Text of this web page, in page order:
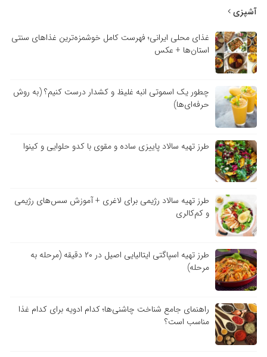
آشپزی
غذای محلی ایرانی؛ فهرست کامل خوشمزه‌ترین غذاهای سنتی
استان‌ها + عکس
چطور یک اسموتی انبه غلیظ و کشدار درست کنیم؟ (به روش
حرفه‌ای‌ها)
طرز تهیه سالاد پاییزی ساده و مقوی با کدو حلوایی و کینوا
طرز تهیه سالاد رژیمی برای لاغری + آموزش سس‌های رژیمی
و کم‌کالری
طرز تهیه اسپاگتی ایتالیایی اصیل در ۲۰ دقیقه (مرحله به
مرحله)
راهنمای جامع شناخت چاشنی‌ها؛ کدام ادویه برای کدام غذا
مناسب است؟